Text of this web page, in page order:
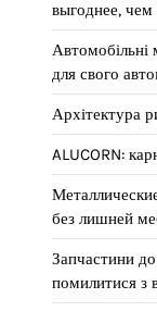
выгоднее, чем
Автомобільні
для свого
Архітектура
ALUCORN:
без лишней
Запчастини до
помилитися з